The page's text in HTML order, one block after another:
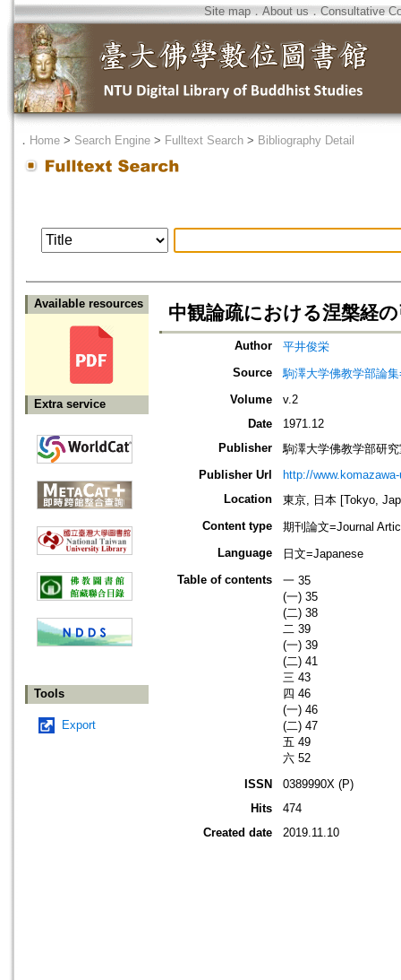
Site map．About us ． Consultative
． Home > Search Engine > Fulltext Search > Bibliography Detail
Available resources
Extra service
Tools
Export
中観論疏における涅槃経
Author
平井俊栄
Source
駒澤大学佛教学部論
Volume
v.2
Date
1971.12
Publisher
駒澤大学佛教学部研
Publisher Url
http://
Location
東京, 日本 [Tokyo,
Content type
期刊論文=Journal
Language
日文=Japanese
Table of contents
一 35
(一) 35
(二) 38
二 39
(一) 39
(二) 41
三 43
四 46
(一) 46
(二) 47
五 49
六 52
ISSN
0389990X (P)
Hits
474
Created date
2019.11.10